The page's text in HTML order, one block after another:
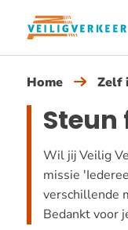
Overslaan
inhoud
Home Zelf
Steun
Wil jij Veilig
missie
verschillende
Bedankt voor